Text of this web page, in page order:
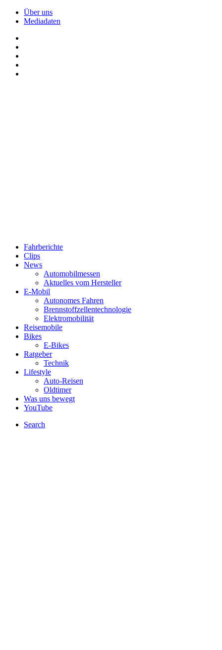
Über uns
Mediadaten
Fahrberichte
Clips
News
Automobilmessen
Aktuelles vom Hersteller
E-Mobil
Autonomes Fahren
Brennstoffzellentechnologie
Elektromobilität
Reisemobile
Bikes
E-Bikes
Ratgeber
Technik
Lifestyle
Auto-Reisen
Oldtimer
Was uns bewegt
YouTube
Search